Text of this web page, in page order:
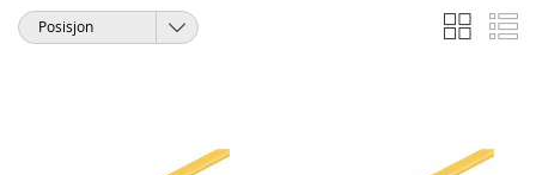
Vise
som
Sorter